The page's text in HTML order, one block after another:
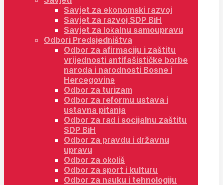
Savjet za ekonomski razvoj
Savjet za razvoj SDP BiH
Savjet za lokalnu samoupravu
Odbori Predsjedništva
Odbor za afirmaciju i zaštitu
vrijednosti antifašističke borbe
naroda i narodnosti Bosne i
Hercegovine
Odbor za turizam
Odbor za reformu ustava i
ustavna pitanja
Odbor za rad i socijalnu zaštitu
SDP BiH
Odbor za pravdu i državnu
upravu
Odbor za okoliš
Odbor za sport i kulturu
Odbor za nauku i tehnologiju